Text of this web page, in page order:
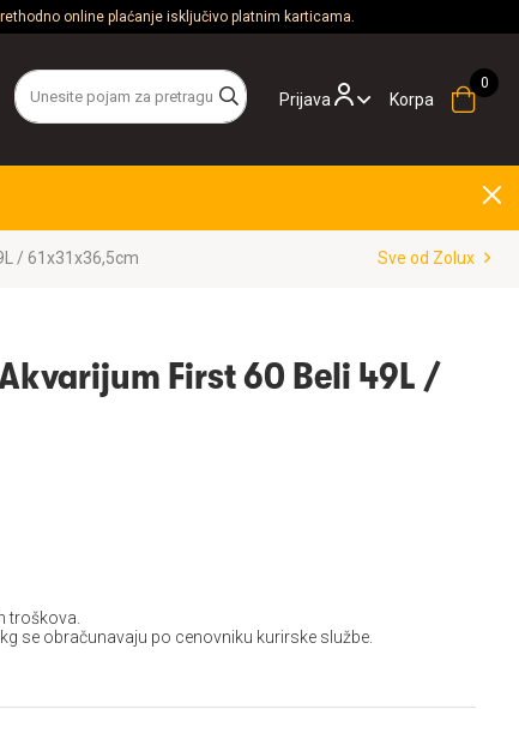
online plaćanje isključivo platnim karticama.
Prijava Korpa
/ 61x31x36,5cm Sve od Zolux
First 60 Beli 49L /
troškova.
se obračunavaju po cenovniku kurirske službe.